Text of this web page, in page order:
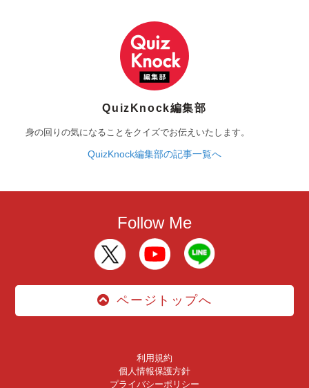
QuizKnock編集部
身の回りの気になることをクイズでお伝えいたします。
QuizKnock編集部の記事一覧へ
Follow Me
ページトップへ
利用規約
個人情報保護方針
プライバシーポリシー